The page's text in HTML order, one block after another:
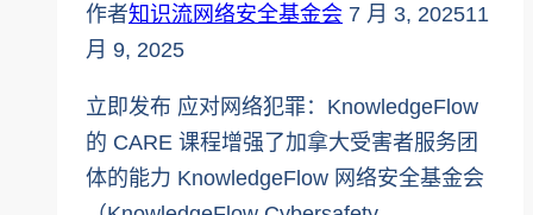
作者知识流网络安全基金会 7 月 3, 202511
月 9, 2025
立即发布 应对网络犯罪：KnowledgeFlow
的 CARE 课程增强了加拿大受害者服务团
体的能力 KnowledgeFlow 网络安全基金会